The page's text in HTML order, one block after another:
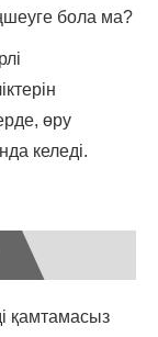
бола ма?
өру
келеді.
қамтамасыз